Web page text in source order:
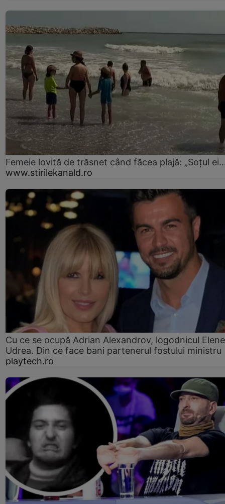
Femeie lovită de trăsnet când făcea plajă: „Soțul
www.stirilekanald.ro
Cu ce se ocupă Adrian Alexandrov, logodnicul
Udrea. Din ce face bani partenerul fostului ministru
playtech.ro